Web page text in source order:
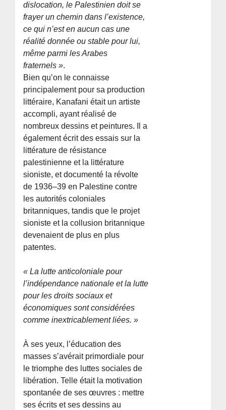
dislocation, le Palestinien doit se
frayer un chemin dans l’existence,
ce qui n’est en aucun cas une
réalité donnée ou stable pour lui,
même parmi les Arabes
fraternels ».
Bien qu’on le connaisse
principalement pour sa production
littéraire, Kanafani était un artiste
accompli, ayant réalisé de
nombreux dessins et peintures. Il a
également écrit des essais sur la
littérature de résistance
palestinienne et la littérature
sioniste, et documenté la révolte
de 1936–39 en Palestine contre
les autorités coloniales
britanniques, tandis que le projet
sioniste et la collusion britannique
devenaient de plus en plus
patentes.
« La lutte anticoloniale pour
l’indépendance nationale et la lutte
pour les droits sociaux et
économiques sont considérées
comme inextricablement liées. »
À ses yeux, l’éducation des
masses s’avérait primordiale pour
le triomphe des luttes sociales de
libération. Telle était la motivation
spontanée de ses œuvres : mettre
ses écrits et ses dessins au